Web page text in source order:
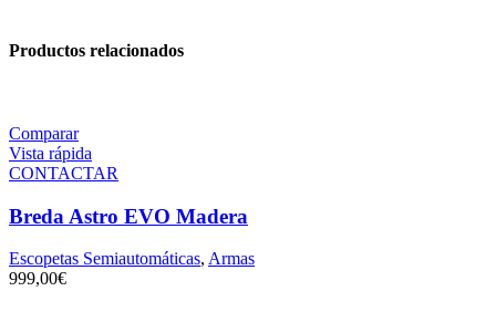
Productos relacionados
Comparar
Vista rápida
CONTACTAR
Breda Astro EVO Madera
Escopetas Semiautomáticas, Armas
999,00€